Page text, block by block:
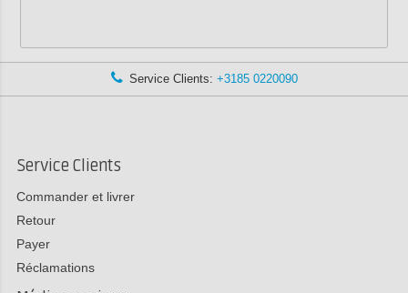
Service Clients: +3185 0220090
Service Clients
Commander et livrer
Retour
Payer
Réclamations